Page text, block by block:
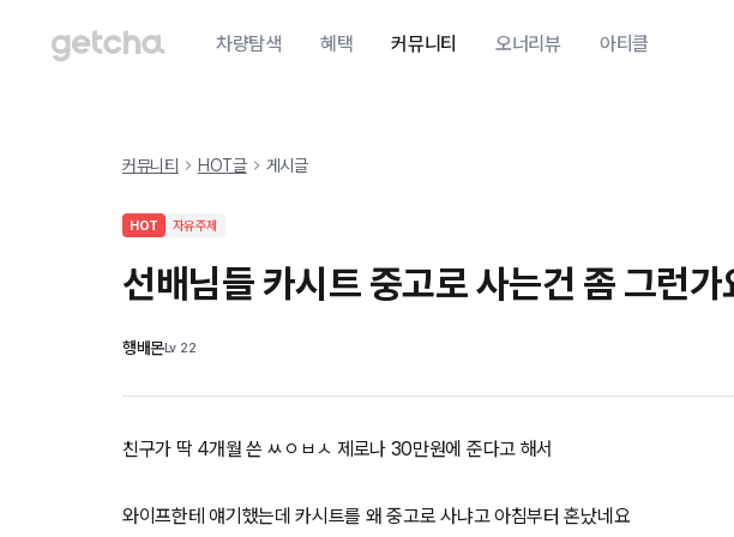
차량탐색 혜택 커뮤니티 오너리뷰 아티클
커뮤니티 HOT글 게시글
HOT 자유주제
선배님들 카시트 중고로 사는건 좀 그런가
행배몬Lv 22
친구가 딱 4개월 쓴 ㅆㅇㅂㅅ 제로나 30만원에 준다고 해서
와이프한테 얘기했는데 카시트를 왜 중고로 사냐고 아침부터 혼났네요